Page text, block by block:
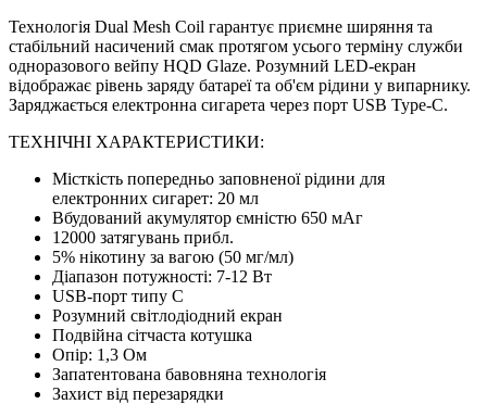
Технологія Dual Mesh Coil гарантує приємне ширяння та
стабільний насичений смак протягом усього терміну служби
одноразового вейпу HQD Glaze. Розумний LED-екран
відображає рівень заряду батареї та об'єм рідини у випарнику.
Заряджається електронна сигарета через порт USB Type-C.
ТЕХНІЧНІ ХАРАКТЕРИСТИКИ:
Місткість попередньо заповненої рідини для
електронних сигарет: 20 мл
Вбудований акумулятор ємністю 650 мАг
12000 затягувань прибл.
5% нікотину за вагою (50 мг/мл)
Діапазон потужності: 7-12 Вт
USB-порт типу C
Розумний світлодіодний екран
Подвійна сітчаста котушка
Опір: 1,3 Ом
Запатентована бавовняна технологія
Захист від перезарядки